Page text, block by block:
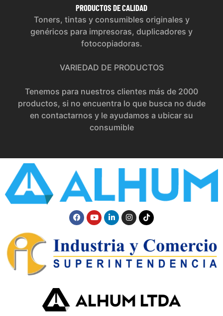
PRODUCTOS DE CALIDAD
Toners, tintas y consumibles originales y
genéricos para impresoras, duplicadores y
fotocopiadoras.
VARIEDAD DE PRODUCTOS
Tenemos para nuestros clientes más de 2000
productos, si no encuentra lo que busca no dude
en contactarnos y le ayudamos a ubicar su
consumible